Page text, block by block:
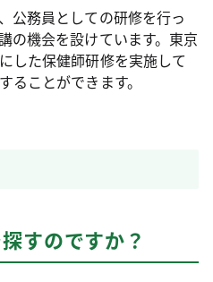
公務員としての研修を行っ
の機会を設けています。東京
した保健師研修を実施して
ることができます。
すのですか？